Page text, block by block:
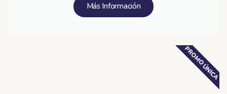
Más Información
PROMO ÚNICA